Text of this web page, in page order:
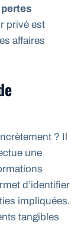
pertes
privé est
affaires
? Il
une
d’identifier
impliquées.
tangibles